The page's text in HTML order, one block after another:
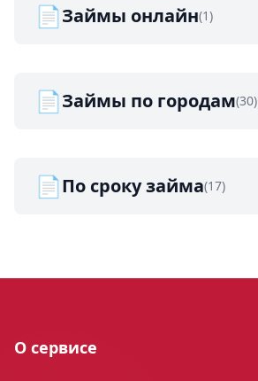
📄Займы онлайн(1)
📄Займы по городам(30)
📄По сроку займа(17)
О сервисе